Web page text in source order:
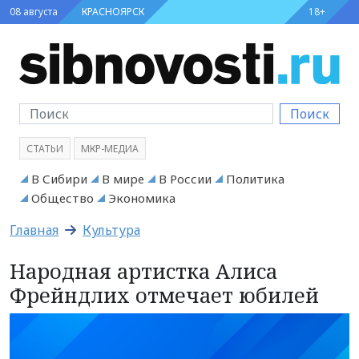
08 августа КРАСНОЯРСК 18+
Поиск
СТАТЬИ МКР-МЕДИА
В Сибири В мире В России
Политика
Общество
Экономика
Главная Культура
Народная артистка Алиса
Фрейндлих отмечает юбилей